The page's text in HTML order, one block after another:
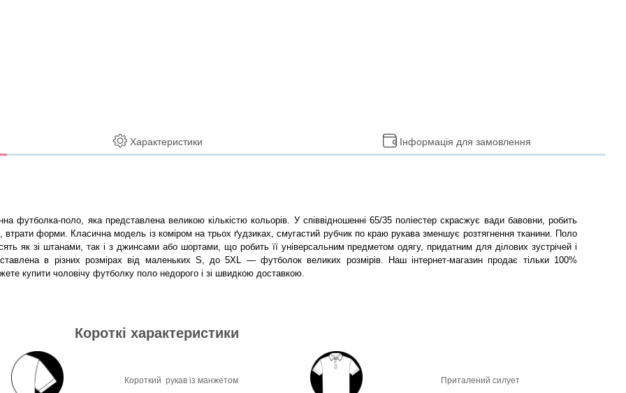
Характеристики Інформація для замовлення
поло, яка представлена великою кількістю кольорів. У співвідношенні 65/35 поліестер скрасжує вади бавовни, робить
втрати форми. Класична модель із коміром на трьох ґудзиках, смугастий рубчик по краю рукава зменшує розтягнення тканини. Поло
як зі штанами, так і з джинсами або шортами, що робить її універсальним предметом одягу, придатним для ділових зустрічей і
в різних розмірах від маленьких S, до 5XL — футболок великих розмірів. Наш інтернет-магазин продає тільки 100%
купити чоловічу футболку поло недорого і зі швидкою доставкою.
Короткі характеристики
Короткий рукав із манжетом Приталений силует